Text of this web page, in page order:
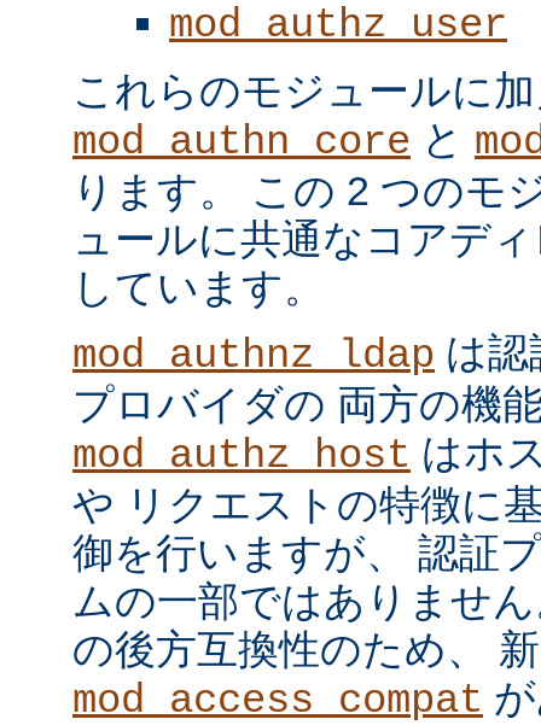
mod_authz_user
これらのモジュールに
mod_authn_core と
ります。 この 2 つのモ
ュールに共通なコアデ
しています。
mod_authnz_ldap は
プロバイダの 両方の機
mod_authz_host はホ
や リクエストの特徴に
御を行いますが、 認証
ムの一部ではありませ
の後方互換性のため、
mod_access_compat